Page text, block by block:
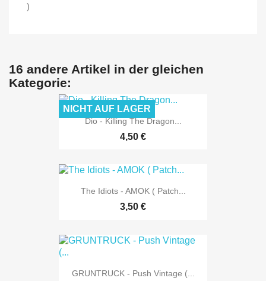
)
16 andere Artikel in der gleichen
Kategorie:
Dio - Killing The Dragon...
4,50 €
NICHT AUF LAGER
The Idiots - AMOK ( Patch...
3,50 €
GRUNTRUCK - Push Vintage (...